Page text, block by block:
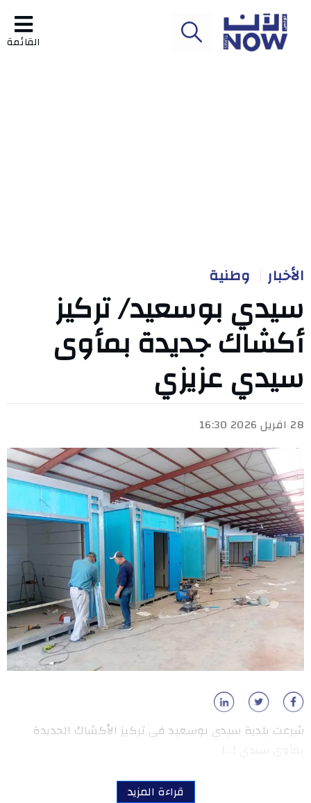
القائمة
الأخبار وطنية
سيدي بوسعيد/ تركيز
أكشاك جديدة بمأوى
سيدي عزيزي
28 افريل 2026 16:30
شرعت بلدية سيدي بوسعيد في تركيز الأكشاك الجديدة
قراءة المزيد